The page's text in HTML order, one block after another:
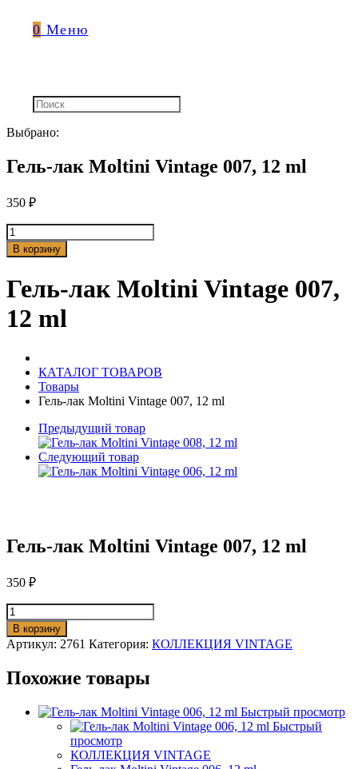
0 Меню
Выбрано:
Гель-лак Moltini Vintage 007, 12 ml
350 ₽
Количество
товара
Гель-
Moltini
Vintage
007,
12
В корзину
Гель-лак Moltini Vintage 007,
12 ml
КАТАЛОГ ТОВАРОВ
Товары
Гель-лак Moltini Vintage 007, 12 ml
Предыдущий товар
Следующий товар
Гель-лак Moltini Vintage 007, 12 ml
350 ₽
Количество
товара
Гель-
лак
Vintage
В корзину
Артикул: 2761 Категория: КОЛЛЕКЦИЯ VINTAGE
Похожие товары
Быстрый просмотр
Быстрый
просмотр
КОЛЛЕКЦИЯ VINTAGE